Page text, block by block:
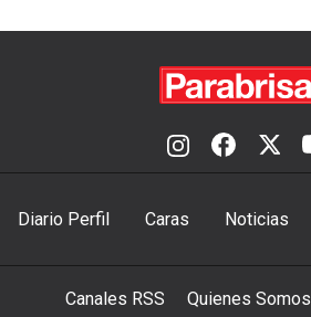
Diario Perfil Caras Noticias
Canales RSS Quienes Somos